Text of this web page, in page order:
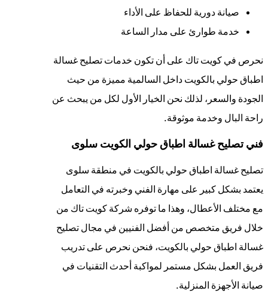
صيانة دورية للحفاظ على الأداء
خدمة طوارئ على مدار الساعة
نحرص في كويت تاك على أن تكون خدمات تصليح غسالة
اطباق حولي بالكويت داخل السالمية مميزة من حيث
الجودة والسعر، لذلك نحن الخيار الأول لكل من يبحث عن
راحة البال وخدمة موثوقة.
فني تصليح غسالة اطباق حولي الكويت سلوى
تصليح غسالة اطباق حولي بالكويت في منطقة سلوى
يعتمد بشكل كبير على مهارة الفني وخبرته في التعامل
مع مختلف الأعطال، وهذا ما توفره شركة كويت تاك من
خلال فريق متخصص من أفضل الفنيين في مجال تصليح
غسالة اطباق حولي بالكويت، فنحن نحرص على تدريب
فريق العمل بشكل مستمر لمواكبة أحدث التقنيات في
صيانة الأجهزة المنزلية.